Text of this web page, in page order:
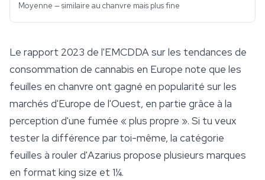
Moyenne — similaire au chanvre mais plus fine
Le rapport 2023 de l'EMCDDA sur les tendances de
consommation de cannabis en Europe note que les
feuilles en chanvre ont gagné en popularité sur les
marchés d'Europe de l'Ouest, en partie grâce à la
perception d'une fumée « plus propre ». Si tu veux
tester la différence par toi-même, la catégorie
feuilles à rouler d'Azarius propose plusieurs marques
en format king size et 1¼.